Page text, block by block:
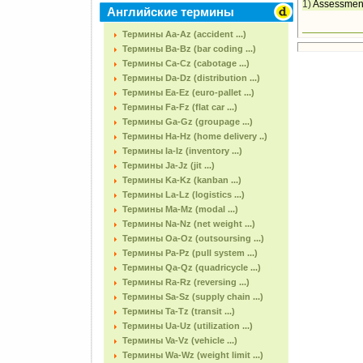
Английские термины
Термины Aa-Az (accident ...)
Термины Ba-Bz (bar coding ...)
Термины Ca-Cz (cabotage ...)
Термины Da-Dz (distribution ...)
Термины Ea-Ez (euro-pallet ...)
Термины Fa-Fz (flat car ...)
Термины Ga-Gz (groupage ...)
Термины Ha-Hz (home delivery ..)
Термины Ia-Iz (inventory ...)
Термины Ja-Jz (jit ...)
Термины Ka-Kz (kanban ...)
Термины La-Lz (logistics ...)
Термины Ma-Mz (modal ...)
Термины Na-Nz (net weight ...)
Термины Oa-Oz (outsoursing ...)
Термины Pa-Pz (pull system ...)
Термины Qa-Qz (quadricycle ...)
Термины Ra-Rz (reversing ...)
Термины Sa-Sz (supply chain ...)
Термины Ta-Tz (transit ...)
Термины Ua-Uz (utilization ...)
Термины Va-Vz (vehicle ...)
Термины Wa-Wz (weight limit ...)
1)